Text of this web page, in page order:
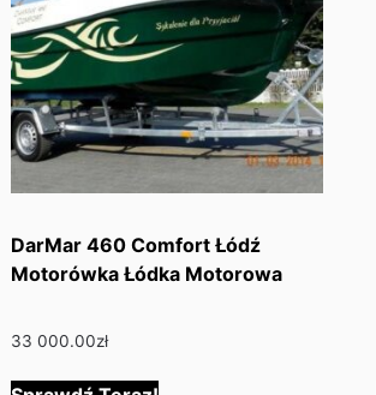
DarMar 460 Comfort Łódź
Motorówka Łódka Motorowa
33 000.00zł